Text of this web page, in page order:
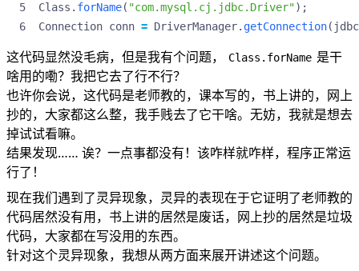
Class . forName( "com.mysql.cj.jdbc.Driver");
Connection conn = DriverManager. getConnection(
这代码显然没毛病，但是我有个问题， Class.forName 是干
啥用的嘞？我把它去了行不行？
也许你会说，这代码是老师教的，课本写的，书上讲的，网上
抄的，大家都这么整，我手贱去了它干啥。无妨，我就是想去
掉试试看嘛。
结果发现…… 诶？一点事都没有！该咋样就咋样，程序正常运
行了！
现在我们遇到了灵异现象，灵异的表现在于它证明了老师教的
代码居然没有用，书上讲的居然是废话，网上抄的居然是垃圾
代码，大家都在写没用的东西。
针对这个灵异现象，我想从两方面来展开讲述这个问题。